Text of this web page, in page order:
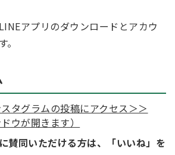
アプリのダウンロードとアカウ
タグラムの投稿にアクセス＞＞
ウが開きます）
賛同いただける方は、「いいね」を